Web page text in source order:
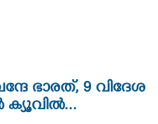
ഭാരത്, 9 വിദേശ
ക്യൂവിൽ...